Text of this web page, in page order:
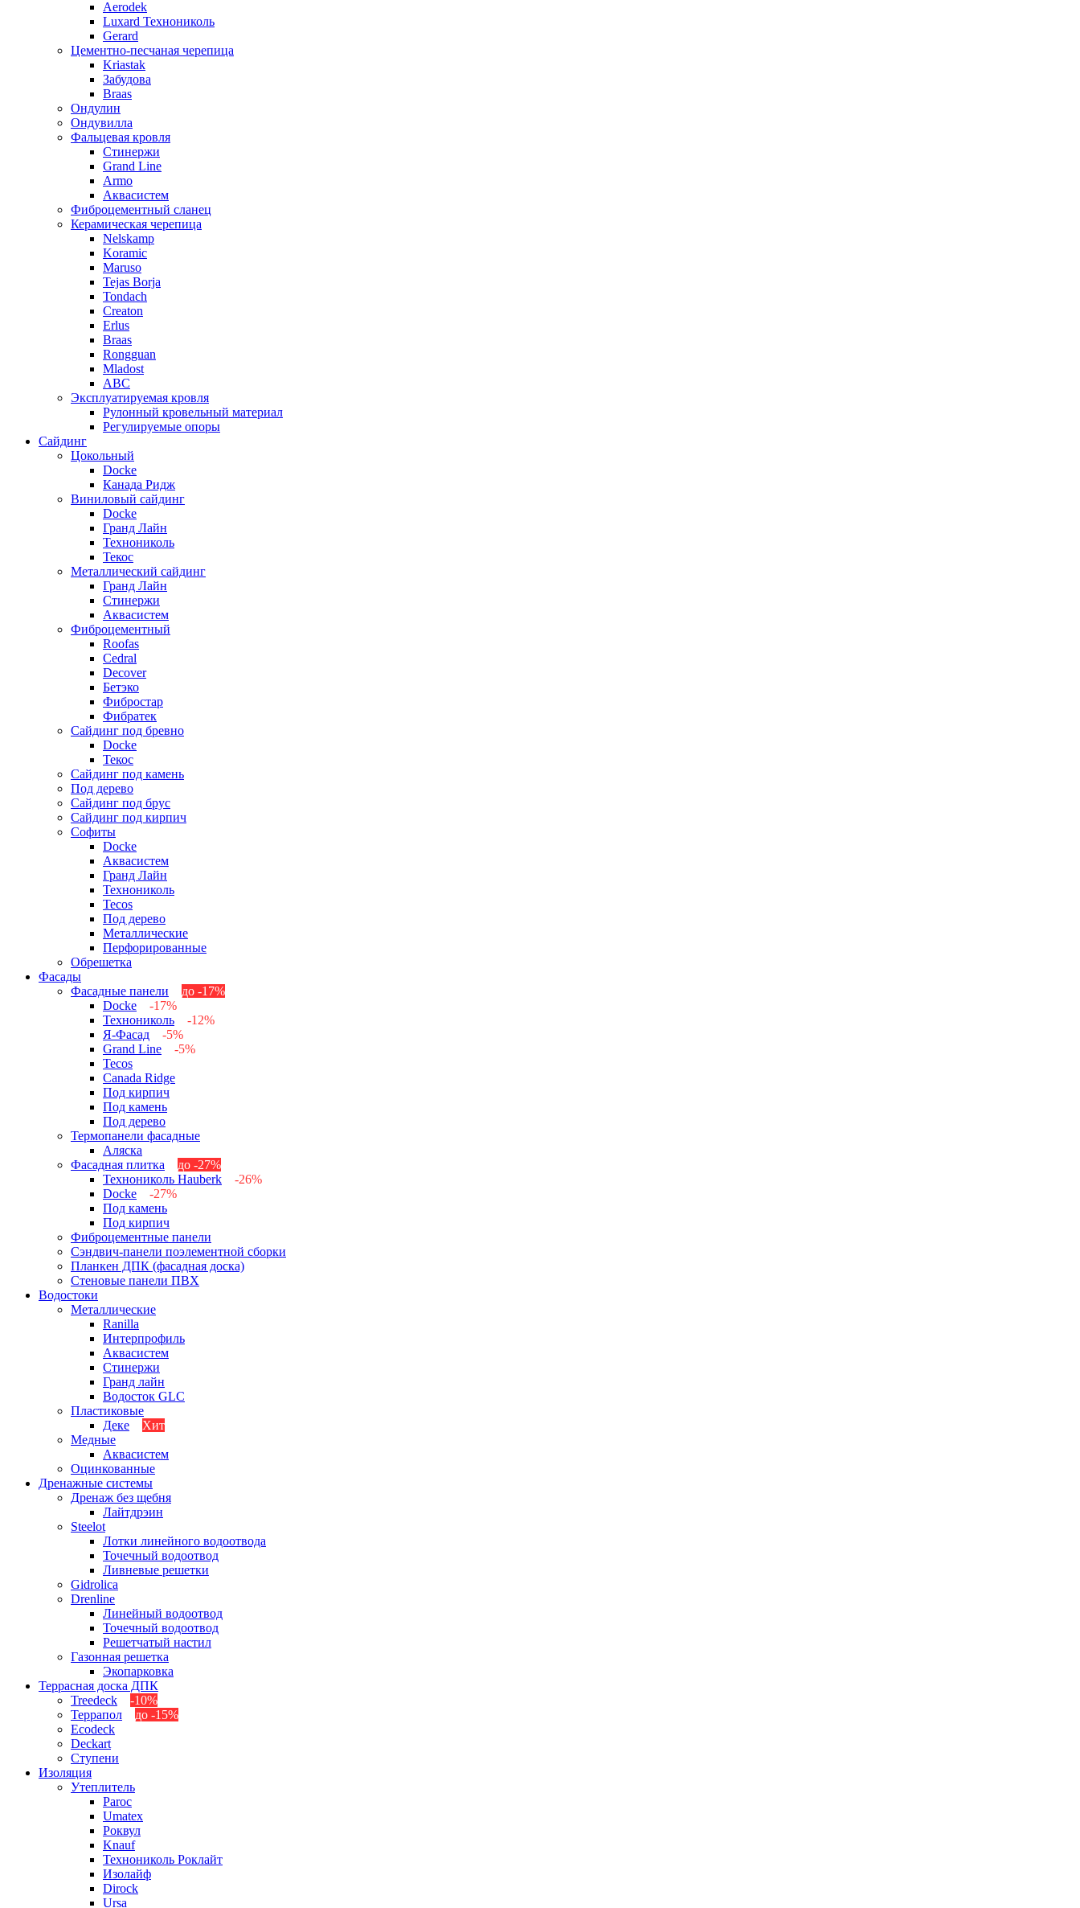
Aerodek
Luxard Технониколь
Gerard
Цементно-песчаная черепица
Kriastak
Забудова
Braas
Ондулин
Ондувилла
Фальцевая кровля
Стинержи
Grand Line
Armo
Аквасистем
Фиброцементный сланец
Керамическая черепица
Nelskamp
Koramic
Maruso
Tejas Borja
Tondach
Creaton
Erlus
Braas
Rongguan
Mladost
ABC
Эксплуатируемая кровля
Рулонный кровельный материал
Регулируемые опоры
Сайдинг
Цокольный
Docke
Канада Ридж
Виниловый сайдинг
Docke
Гранд Лайн
Технониколь
Текос
Металлический сайдинг
Гранд Лайн
Стинержи
Аквасистем
Фиброцементный
Roofas
Cedral
Decover
Бетэко
Фибростар
Фибратек
Сайдинг под бревно
Docke
Текос
Сайдинг под камень
Под дерево
Сайдинг под брус
Сайдинг под кирпич
Софиты
Docke
Аквасистем
Гранд Лайн
Технониколь
Tecos
Под дерево
Металлические
Перфорированные
Обрешетка
Фасады
Фасадные панели
до -17%
Docke
-17%
Технониколь
-12%
Я-Фасад
-5%
Grand Line
-5%
Tecos
Canada Ridge
Под кирпич
Под камень
Под дерево
Термопанели фасадные
Аляска
Фасадная плитка
до -27%
Технониколь Hauberk
-26%
Docke
-27%
Под камень
Под кирпич
Фиброцементные панели
Сэндвич-панели поэлементной сборки
Планкен ДПК (фасадная доска)
Стеновые панели ПВХ
Водостоки
Металлические
Ranilla
Интерпрофиль
Аквасистем
Стинержи
Гранд лайн
Водосток GLC
Пластиковые
Деке
Хит
Медные
Аквасистем
Оцинкованные
Дренажные системы
Дренаж без щебня
Лайтдрэин
Steelot
Лотки линейного водоотвода
Точечный водоотвод
Ливневые решетки
Gidrolica
Drenline
Линейный водоотвод
Точечный водоотвод
Решетчатый настил
Газонная решетка
Экопарковка
Террасная доска ДПК
Treedeck
-10%
Террапол
до -15%
Ecodeck
Deckart
Ступени
Изоляция
Утеплитель
Paroc
Umatex
Роквул
Knauf
Технониколь Роклайт
Изолайф
Dirock
Ursa